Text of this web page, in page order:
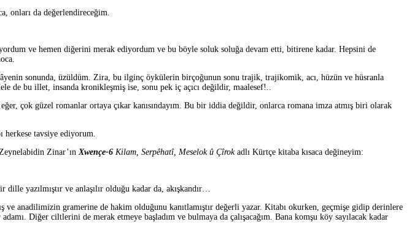
onları da değerlendireceğim.
ve hemen diğerini merak ediyordum ve bu böyle soluk soluğa devam etti, bitirene kadar. Hepsini de
sonunda, üzüldüm. Zira, bu ilginç öykülerin birçoğunun sonu trajik, trajikomik, acı, hüzün ve hüsranla
de bu illet, insanda kronikleşmiş ise, sonu pek iç açıcı değildir, maalesef!..
çok güzel romanlar ortaya çıkar kanısındayım. Bu bir iddia değildir, onlarca romana imza atmış biri olarak
herkese tavsiye ediyorum.
Zinar’ınXwençe-6 Kilam, Serpêhatî, Meselok û Çîrok adlı Kürtçe kitaba kısaca değineyim:
yazılmıştır ve anlaşılır olduğu kadar da, akışkandır…
anadilimizin gramerine de hakim olduğunu kanıtlamıştır değerli yazar. Kitabı okurken, geçmişe gidip derinlere
Diğer ciltlerini de merak etmeye başladım ve bulmaya da çalışacağım. Bana komşu köy sayılacak kadar